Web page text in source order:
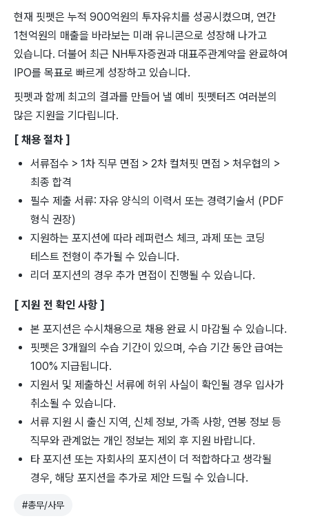
현재 핏펫은 누적 900억원의 투자유치를 성공시켰으며, 연간
1천억원의 매출을 바라보는 미래 유니콘으로 성장해 나가고
있습니다. 더불어 최근 NH투자증권과 대표주관계약을 완료하여
IPO를 목표로 빠르게 성장하고 있습니다.
핏펫과 함께 최고의 결과를 만들어 낼 예비 핏펫터즈 여러분의
많은 지원을 기다립니다.
[ 채용 절차 ]
서류접수 > 1차 직무 면접 > 2차 컬처핏 면접 > 처우협의 >
최종 합격
필수 제출 서류: 자유 양식의 이력서 또는 경력기술서 (PDF
형식 권장)
지원하는 포지션에 따라 레퍼런스 체크, 과제 또는 코딩
테스트 전형이 추가될 수 있습니다.
리더 포지션의 경우 추가 면접이 진행될 수 있습니다.
[ 지원 전 확인 사항 ]
본 포지션은 수시채용으로 채용 완료 시 마감될 수 있습니다.
핏펫은 3개월의 수습 기간이 있으며, 수습 기간 동안 급여는
100% 지급됩니다.
지원서 및 제출하신 서류에 허위 사실이 확인될 경우 입사가
취소될 수 있습니다.
서류 지원 시 출신 지역, 신체 정보, 가족 사항, 연봉 정보 등
직무와 관계없는 개인 정보는 제외 후 지원 바랍니다.
타 포지션 또는 자회사의 포지션이 더 적합하다고 생각될
경우, 해당 포지션을 추가로 제안 드릴 수 있습니다.
#총무/사무